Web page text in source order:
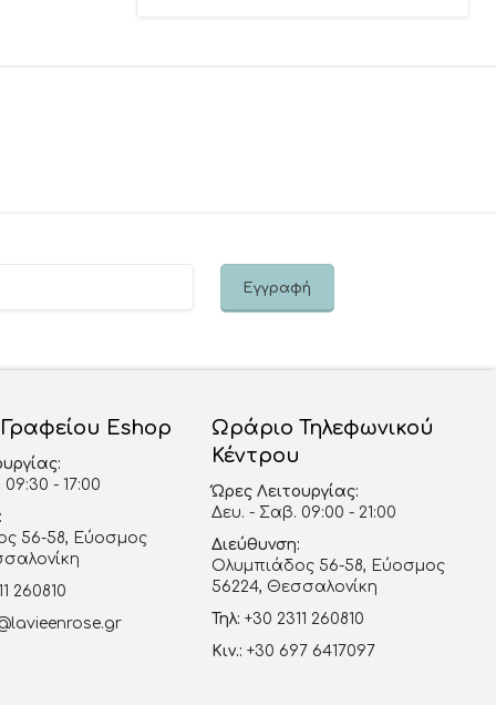
Eshop
- 17:00
56-58, Εύοσμος
260810
Ωράριο Τηλεφωνικού
Κέντρου
Ώρες Λειτουργίας:
Δευ. - Σαβ. 09:00 - 21:00
Διεύθυνση:
Ολυμπιάδος 56-58, Εύοσμος
56224, Θεσσαλονίκη
Τηλ: +30 2311 260810
Κιν.: +30 697 6417097